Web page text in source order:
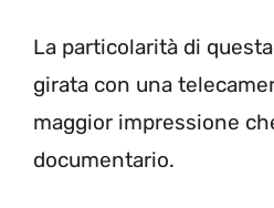
La particolarità di
girata con una
maggior impressione
documentario.